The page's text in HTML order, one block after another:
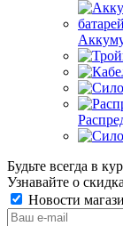
Будьте всегда в
Узнавайте о
Новости